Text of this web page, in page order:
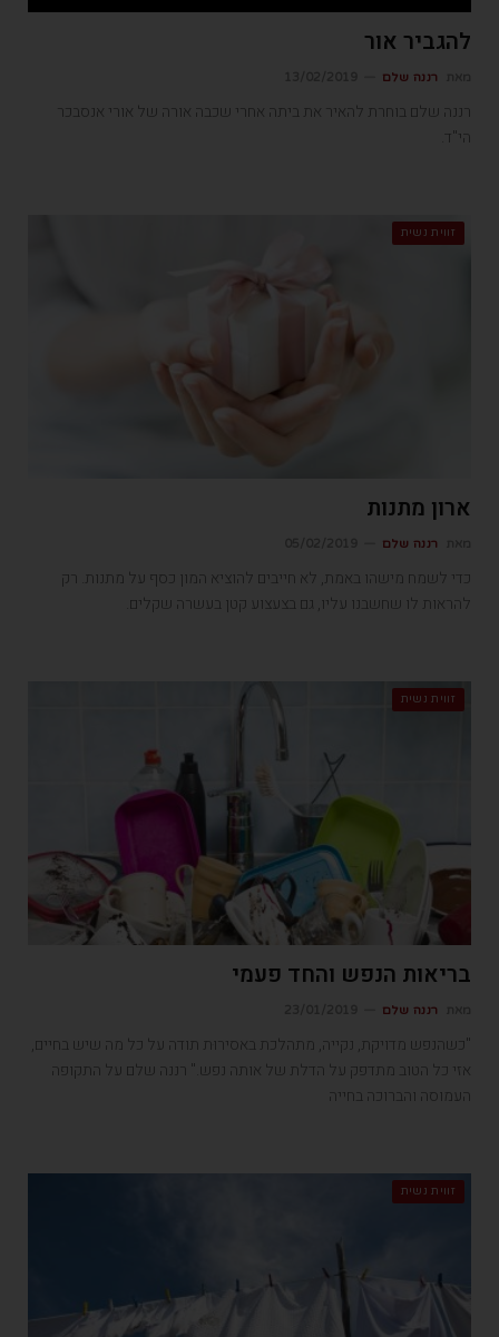
להגביר אור
רננה שלם
רננה שלם בוחרת להאיר את ביתה אחרי שכבה אורה של אורי אנסבכר
הי"ד.
זווית נשית
ארון מתנות
רננה שלם
כדי לשמח מישהו באמת, לא חייבים להוציא המון כסף על מתנות. רק
להראות לו שחשבנו עליו, גם בצעצוע קטן בעשרה שקלים.
זווית נשית
בריאות הנפש והחד פעמי
רננה שלם
"כשהנפש מדויקת, נקייה, מתהלכת באסירוּת תודה על כל מה שיש בחיים,
אזי כל הטוב מתדפק על הדלת של אותה נפש." רננה שלם על התקופה
העמוסה והברוכה בחייה
זווית נשית